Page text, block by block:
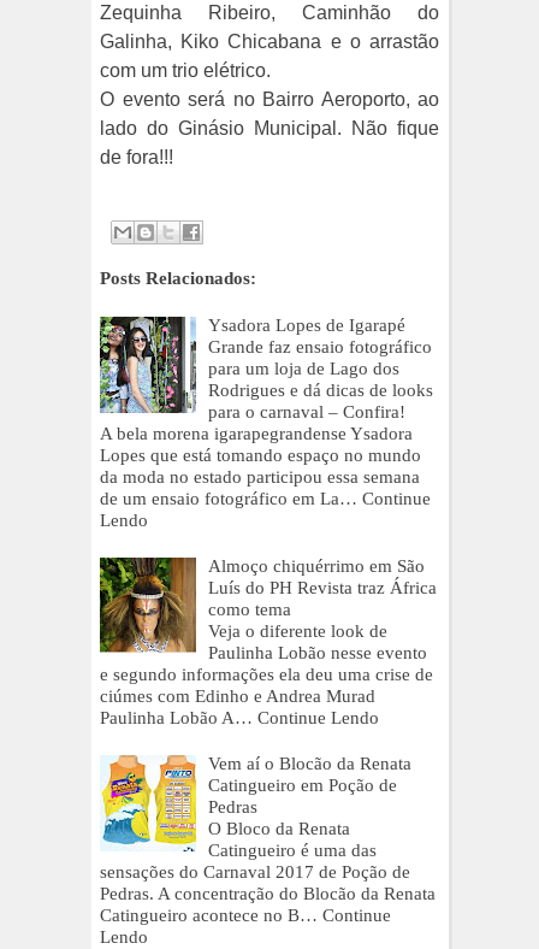
Zequinha Ribeiro, Caminhão do
Galinha, Kiko Chicabana e o arrastão
com um trio elétrico.
O evento será no Bairro Aeroporto, ao
lado do Ginásio Municipal. Não fique
de fora!!!
Posts Relacionados:
Ysadora Lopes de Igarapé
Grande faz ensaio fotográfico
para um loja de Lago dos
Rodrigues e dá dicas de looks
para o carnaval – Confira!
A bela morena igarapegrandense Ysadora
Lopes que está tomando espaço no mundo
da moda no estado participou essa semana
de um ensaio fotográfico em La… Continue
Lendo
Almoço chiquérrimo em São
Luís do PH Revista traz África
como tema
Veja o diferente look de
Paulinha Lobão nesse evento
e segundo informações ela deu uma crise de
ciúmes com Edinho e Andrea Murad
Paulinha Lobão A… Continue Lendo
Vem aí o Blocão da Renata
Catingueiro em Poção de
Pedras
O Bloco da Renata
Catingueiro é uma das
sensações do Carnaval 2017 de Poção de
Pedras. A concentração do Blocão da Renata
Catingueiro acontece no B… Continue
Lendo